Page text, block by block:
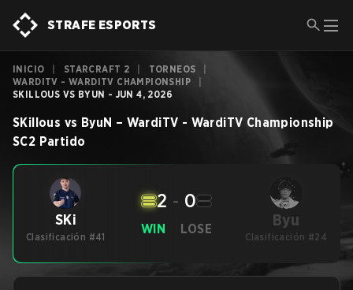
STRAFE ESPORTS
INICIO STARCRAFT 2 TORNEOS
WARDITV - WARDITV CHAMPIONSHIP
SKILLOUS VS BYUN - JUN 4, 2026
SKillous vs ByuN – WardiTV - WardiTV Championship
SC2 Partido
SKi
Clasificación #41
WIN
2 - 0
LOSE Byu
Clasificación #24